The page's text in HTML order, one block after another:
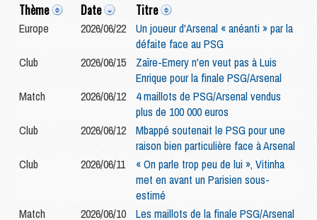
Thème Date Titre
Europe 2026/06/22
Un joueur d'Arsenal « anéanti » par la
défaite face au PSG
Club
2026/06/15
Zaïre-Emery n'en veut pas à Luis
Enrique pour la finale PSG/Arsenal
Match
2026/06/12
4 maillots de PSG/Arsenal vendus
plus de 100 000 euros
Club
2026/06/12
Mbappé soutenait le PSG pour une
raison bien particulière face à Arsenal
Club
2026/06/11
« On parle trop peu de lui », Vitinha
met en avant un Parisien sous-
estimé
Match
2026/06/10
Les maillots de la finale PSG/Arsenal